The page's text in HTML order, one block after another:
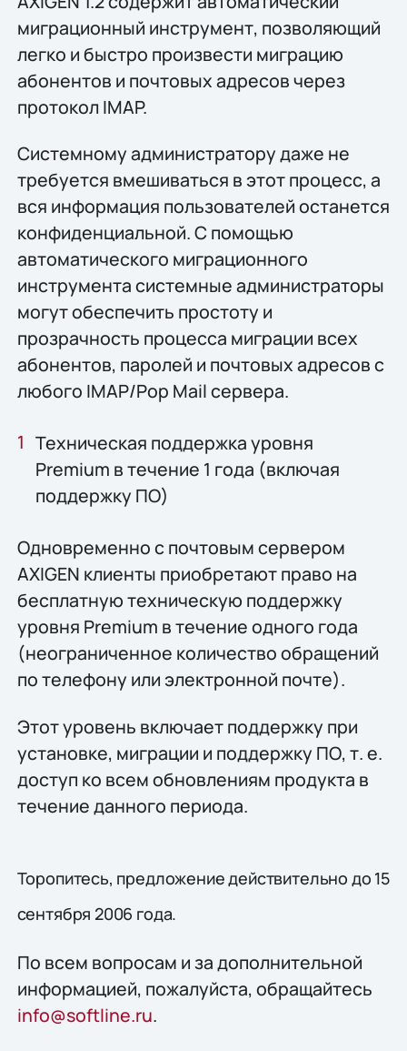
миграционный инструмент, позволяющий
легко и быстро произвести миграцию
абонентов и почтовых адресов через
протокол IMAP.
Системному администратору даже не
требуется вмешиваться в этот процесс, а
вся информация пользователей останется
конфиденциальной. С помощью
автоматического миграционного
инструмента системные администраторы
могут обеспечить простоту и
прозрачность процесса миграции всех
абонентов, паролей и почтовых адресов с
любого IMAP/Pop Mail сервера.
Техническая поддержка уровня
Premium в течение 1 года (включая
поддержку ПО)
Одновременно с почтовым сервером
AXIGEN клиенты приобретают право на
бесплатную техническую поддержку
уровня Premium в течение одного года
(неограниченное количество обращений
по телефону или электронной почте).
Этот уровень включает поддержку при
установке, миграции и поддержку ПО, т. е.
доступ ко всем обновлениям продукта в
течение данного периода.
Торопитесь, предложение действительно до 15
сентября 2006 года.
По всем вопросам и за дополнительной
информацией, пожалуйста, обращайтесь
info@softline.ru.